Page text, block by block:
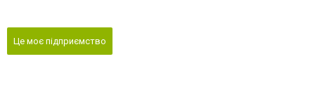
Це моє підприємство